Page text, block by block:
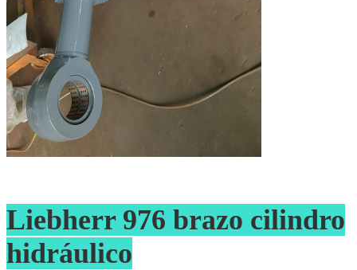
Liebherr 976 brazo cilindro
hidráulico